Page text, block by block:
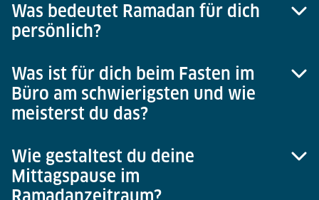
Mein Name ist Faruq Afghanyar und ich arbeite im
Bereich Konzernrechnungswesen bei Lödige
Was bedeutet Ramadan für dich
persönlich?
Der Monat Ramadan bedeutet mir persönlich sehr
viel. Ich sehe es jedes Jahr als eine Chance und
Möglichkeit, über mich hinauszuwachsen. Es ist
auch die Möglichkeit, sich persönlich und
charakterlich weiterzuentwickeln.
Was ist für dich beim Fasten im
Büro am schwierigsten und wie
meisterst du das?
Tatsächlich fällt mir das Fasten im Büro sehr leicht.
Dadurch, dass ich das jedes Jahr mache und auch
schon seit Jahren, ist es keine schwierige Sache für
Wie gestaltest du deine
Mittagspause im